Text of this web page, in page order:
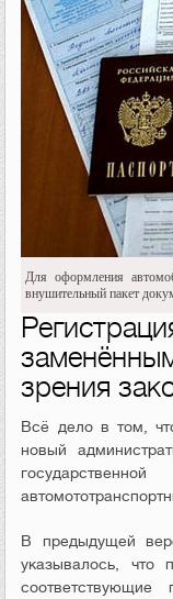
Для оформления
внушительный пакет
зрения
Всё дело в том,
новый
В предыдущей
указывалось,
соответствующие